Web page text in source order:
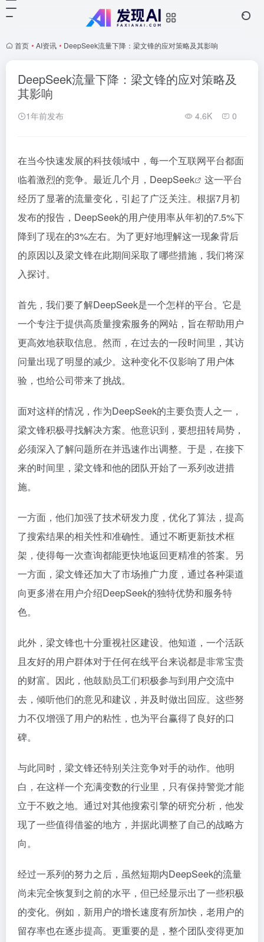
首页 • AI资讯 • DeepSeek流量下降：梁文锋的应对策略及其影响
DeepSeek流量下降：梁文锋的应对策略及
其影响
1年前发布 4.6K 0
在当今快速发展的科技领域中，每一个互联网平台都面
临着激烈的竞争。最近几个月， DeepSeek
这一平台
经历了显著的流量变化，引起了广泛关注。根据7月初
发布的报告，DeepSeek的用户使用率从年初的7.5%下
降到了现在的3%左右。为了更好地理解这一现象背后
的原因以及梁文锋在此期间采取了哪些措施，我们将深
入探讨。
首先，我们要了解DeepSeek是一个怎样的平台。它是
一个专注于提供高质量搜索服务的网站，旨在帮助用户
更高效地获取信息。然而，在过去的一段时间里，其访
问量出现了明显的减少。这种变化不仅影响了用户体
验，也给公司带来了挑战。
面对这样的情况，作为DeepSeek的主要负责人之一，
梁文锋积极寻找解决方案。他意识到，要想扭转局势，
必须深入了解问题所在并迅速作出调整。于是，在接下
来的时间里，梁文锋和他的团队开始了一系列改进措
施。
一方面，他们加强了技术研发力度，优化了算法，提高
了搜索结果的相关性和准确性。通过不断更新技术框
架，使得每一次查询都能更快地返回更精准的答案。另
一方面，梁文锋还加大了市场推广力度，通过各种渠道
向更多潜在用户介绍DeepSeek的独特优势和服务特
色。
此外，梁文锋也十分重视社区建设。他知道，一个活跃
且友好的用户群体对于任何在线平台来说都是非常宝贵
的财富。因此，他鼓励员工们积极参与到用户交流中
去，倾听他们的意见和建议，并及时做出回应。这些努
力不仅增强了用户的粘性，也为平台赢得了良好的口
碑。
与此同时，梁文锋还特别关注竞争对手的动作。他明
白，在这样一个充满变数的行业里，只有保持警觉才能
立于不败之地。通过对其他搜索引擎的研究分析，他发
现了一些值得借鉴的地方，并据此调整了自己的战略方
向。
经过一系列的努力之后，虽然短期内DeepSeek的流量
尚未完全恢复到之前的水平，但已经显示出了一些积极
的变化。例如，新用户的增长速度有所加快，老用户的
留存率也在逐步提高。更重要的是，整个团队变得更加